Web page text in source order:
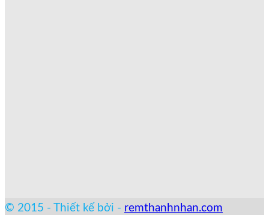
© 2015 - Thiết kế bởi - remthanhnhan.com